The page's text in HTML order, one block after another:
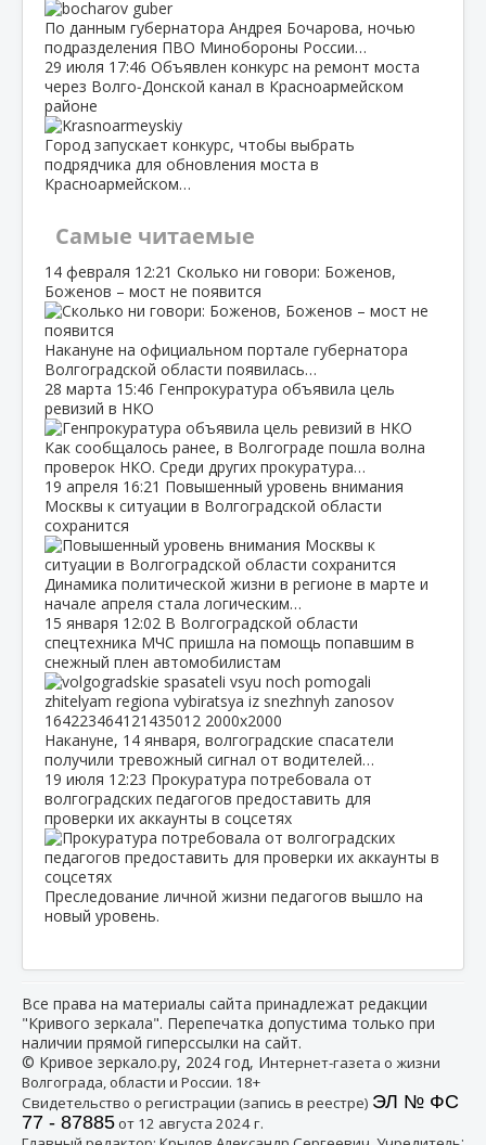
По данным губернатора Андрея Бочарова, ночью
подразделения ПВО Минобороны России…
29 июля 17:46 Объявлен конкурс на ремонт моста
через Волго‑Донской канал в Красноармейском
районе
Город запускает конкурс, чтобы выбрать
подрядчика для обновления моста в
Красноармейском…
Самые читаемые
14 февраля 12:21 Сколько ни говори: Боженов,
Боженов – мост не появится
Накануне на официальном портале губернатора
Волгоградской области появилась…
28 марта 15:46 Генпрокуратура объявила цель
ревизий в НКО
Как сообщалось ранее, в Волгограде пошла волна
проверок НКО. Среди других прокуратура…
19 апреля 16:21 Повышенный уровень внимания
Москвы к ситуации в Волгоградской области
сохранится
Динамика политической жизни в регионе в марте и
начале апреля стала логическим…
15 января 12:02 В Волгоградской области
спецтехника МЧС пришла на помощь попавшим в
снежный плен автомобилистам
Накануне, 14 января, волгоградские спасатели
получили тревожный сигнал от водителей…
19 июля 12:23 Прокуратура потребовала от
волгоградских педагогов предоставить для
проверки их аккаунты в соцсетях
Преследование личной жизни педагогов вышло на
новый уровень.
Все права на материалы сайта принадлежат редакции
"Кривого зеркала". Перепечатка допустима только при
наличии прямой гиперссылки на сайт.
© Кривое зеркало.ру, 2024 год, Интернет-газета о жизни
Волгограда, области и России. 18+
Свидетельство о регистрации (запись в реестре) ЭЛ № ФС
77 - 87885от 12 августа 2024 г.